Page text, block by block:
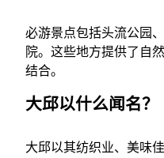
必游景点包括头流公园
院。这些地方提供了自
结合。
大邱以什么闻名？
大邱以其纺织业、美味